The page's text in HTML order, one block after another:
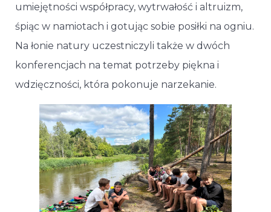
umiejętności współpracy, wytrwałość i altruizm,
śpiąc w namiotach i gotując sobie posiłki na ogniu.
Na łonie natury uczestniczyli także w dwóch
konferencjach na temat potrzeby piękna i
wdzięczności, która pokonuje narzekanie.